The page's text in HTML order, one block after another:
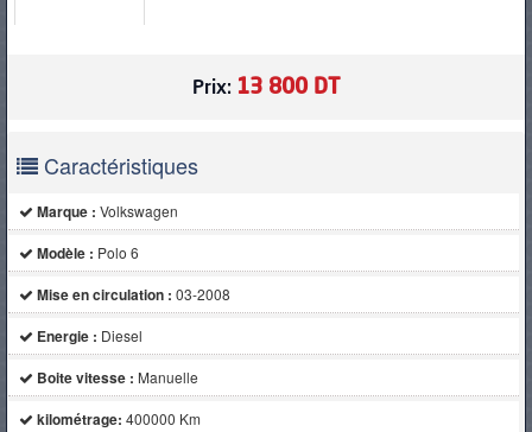
Prix: 13 800 DT
Caractéristiques
Marque : Volkswagen
Modèle : Polo 6
Mise en circulation : 03-2008
Energie : Diesel
Boite vitesse : Manuelle
kilométrage: 400000 Km